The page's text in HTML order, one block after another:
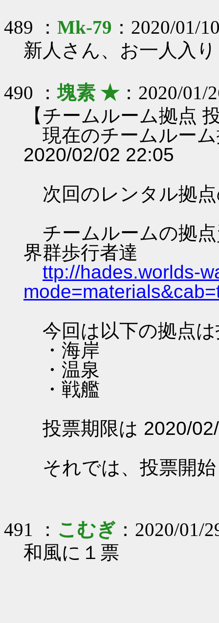
489 ： Mk-79 ：2020/01/
新人さん、お一人入
490 ：塊素 ★：2020/01/
【チームルーム拠点
現在のチームルー
2020/02/02 22:05
次回のレンタル拠
チームルームの拠
界群歩行者達
ttp://hades.worlds-
今回は以下の拠点
・海岸
・温泉
・戦艦
投票期限は 2020/
それでは、投票開
491 ： こむぎ ：2020/01/
和風に１票